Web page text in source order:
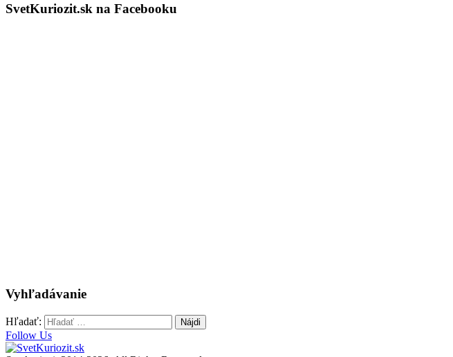
SvetKuriozit.sk na Facebooku
Vyhľadávanie
Hľadať:
Follow Us